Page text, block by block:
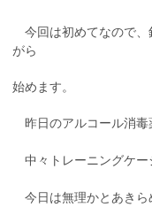
今回は初めてなので、
がら
始めます。
昨日のアルコール消毒
中々トレーニングケー
今日は無理かとあきら